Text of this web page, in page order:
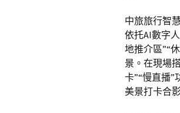
中旅旅行智
依托AI數字
地推介區”“
景。在現場
卡”“慢直播
美景打卡合